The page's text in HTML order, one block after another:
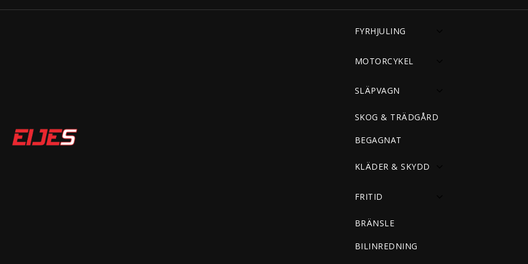
FYRHJULING
MOTORCYKEL
SLÄPVAGN
SKOG & TRÄDGÅRD
BEGAGNAT
KLÄDER & SKYDD
FRITID
BRÄNSLE
BILINREDNING